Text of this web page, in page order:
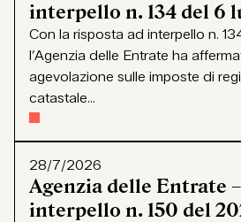
interpello n. 134 del 6
Con la risposta ad interpello n.
l’Agenzia delle Entrate ha
agevolazione sulle imposte di
catastale...
28/7/2026
Agenzia delle Entrate
interpello n. 150 del